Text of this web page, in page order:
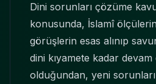
Dini sorunları çözüme
konusunda, İslamî
görüşlerin esas alınıp
dini kıyamete kadar
olduğundan, yeni